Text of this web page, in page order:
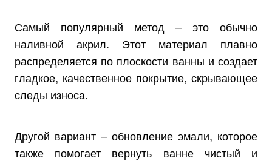
Самый популярный метод – это обычно
наливной акрил. Этот материал плавно
распределяется по плоскости ванны и создает
гладкое, качественное покрытие, скрывающее
следы износа.
Другой вариант – обновление эмали, которое
также помогает вернуть ванне чистый и